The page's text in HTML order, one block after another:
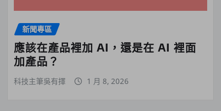
新聞專區
應該在產品裡加 AI，還是在 AI 裡面
加產品？
科技主筆吳有擇 1 月 8, 2026